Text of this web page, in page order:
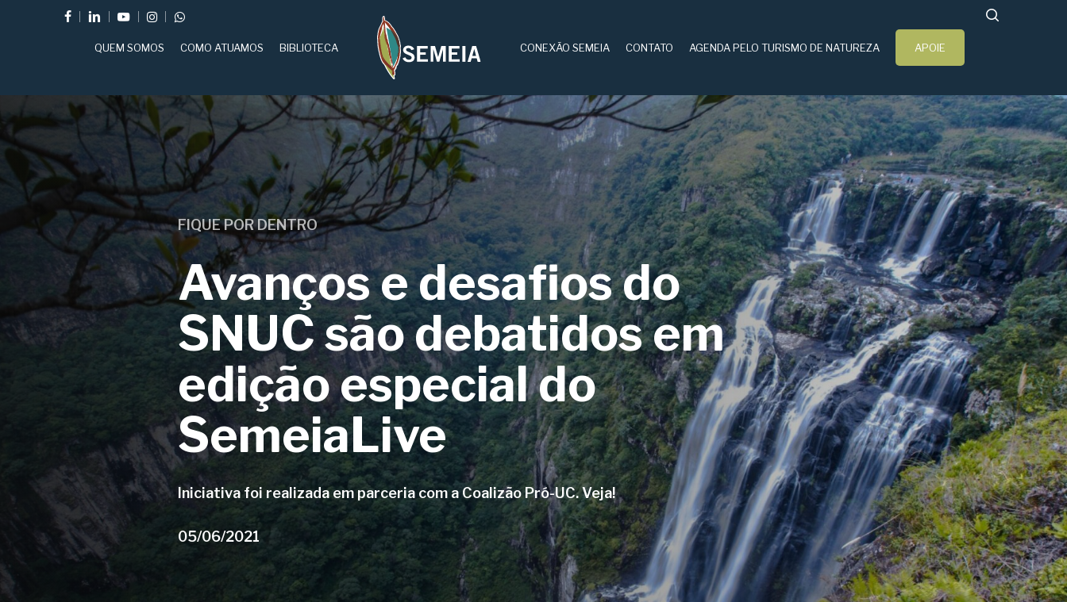
FACEBOOKLINKEDINYOUTUBEINSTAGRAMWHATSAPP
Aperte enter para pesquisar ou ESC para fechar
QUEM SOMOS COMO ATUAMOS BIBLIOTECA CONEXÃO SEMEIA CONTATO AGENDA PELO TURISMO DE NATUREZA APOIE
FIQUE POR DENTRO
Avanços e desafios do
SNUC são debatidos em
edição especial do
SemeiaLive
Iniciativa foi realizada em parceria com a Coalizão Pró-UC. Veja!
05/06/2021